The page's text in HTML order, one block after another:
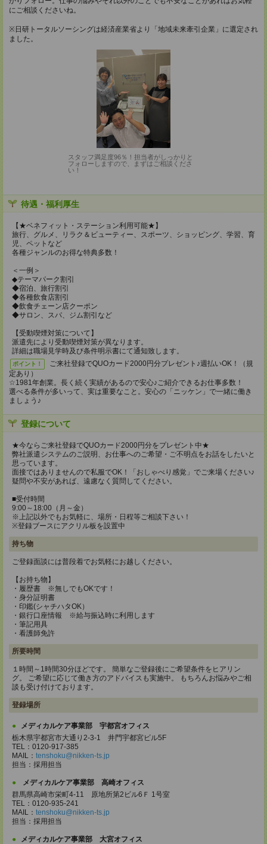
にご相談くださいね。
※日研トータルソーシングは経済産業省より「地域未来牽引企業」に選定され
ました。
スタッフ満足度96％！担当者がしっかりと
フォローしますので、まずはご相談くださ
い！
待遇・福利厚生
【★ベネフィット・ステーション利用可能★】
旅行、グルメ、リラク＆ビューティー、スポーツ、ショッピング、学習、育
児、ペットなど
各種ジャンルのお得な特典多数！
＜一例＞
◆テーマパーク割引
◆宿泊、旅行割引
◆各種飲食店割引
◆飲食チェーン店クーポン
◆サロン、スパ、ジム割引など
【受動喫煙対策について】
派遣先により受動喫煙対策が異なります。
詳細は職場見学時及び条件明示書にて通知致します。
ポイント！
ご来社登録でQUOカード2000円分プレゼント♪週払いOK！（規
定あり）
☆1981年創業。長く続く実績があるので安心♪ご紹介できるお仕事多数！
選べる条件が多いって、実は重要なこと。安心の「ニッケン」で一緒に働き
ましょう♪
登録について
★今ならご来社登録でQUOカード2000円分をプレゼント中★
弊社派遣システムのご説明、お仕事へのご希望・ご不明点をお話をしたいと
思っています。
面接ではありませんので私服でOK！「おしゃべり感覚」でご来場ください♪
疑問や不安があれば、遠慮なく質問してください。
■受付時間
9:00～18:00（月～金）
※上記以外でもお気軽に、場所・日程等ご相談下さい！
※登録ブースにアクリル板を設置中
持ち物
ご登録面談には普段着でお気軽にお越しください。
【お持ち物】
・履歴書 ※無しでもOKです！
・身分証明書
・印鑑(シャチハタOK）
・銀行口座情報 ※給与振込時に利用します
・筆記用具
・看護師免許
所要時間
１時間～1時間30分ほどです。 簡単なご登録後にご希望条件をヒアリン
グ。 ご希望に応じて働き方のアドバイスも実施中。 もちろんお悩みやご相
談も受け付けております。
登録場所
メディカルケア事業部 宇都宮オフィス
栃木県宇都宮市大通り2-3-1 井門宇都宮ビル5F
TEL：0120-917-385
MAIL： tenshoku@nikken-ts.jp
担当：採用担当
メディカルケア事業部 高崎オフィス
群馬県高崎市栄町4-11 原地所第2ビル6Ｆ 1号室
TEL：0120-935-241
MAIL： tenshoku@nikken-ts.jp
担当：採用担当
メディカルケア事業部 大宮オフィス